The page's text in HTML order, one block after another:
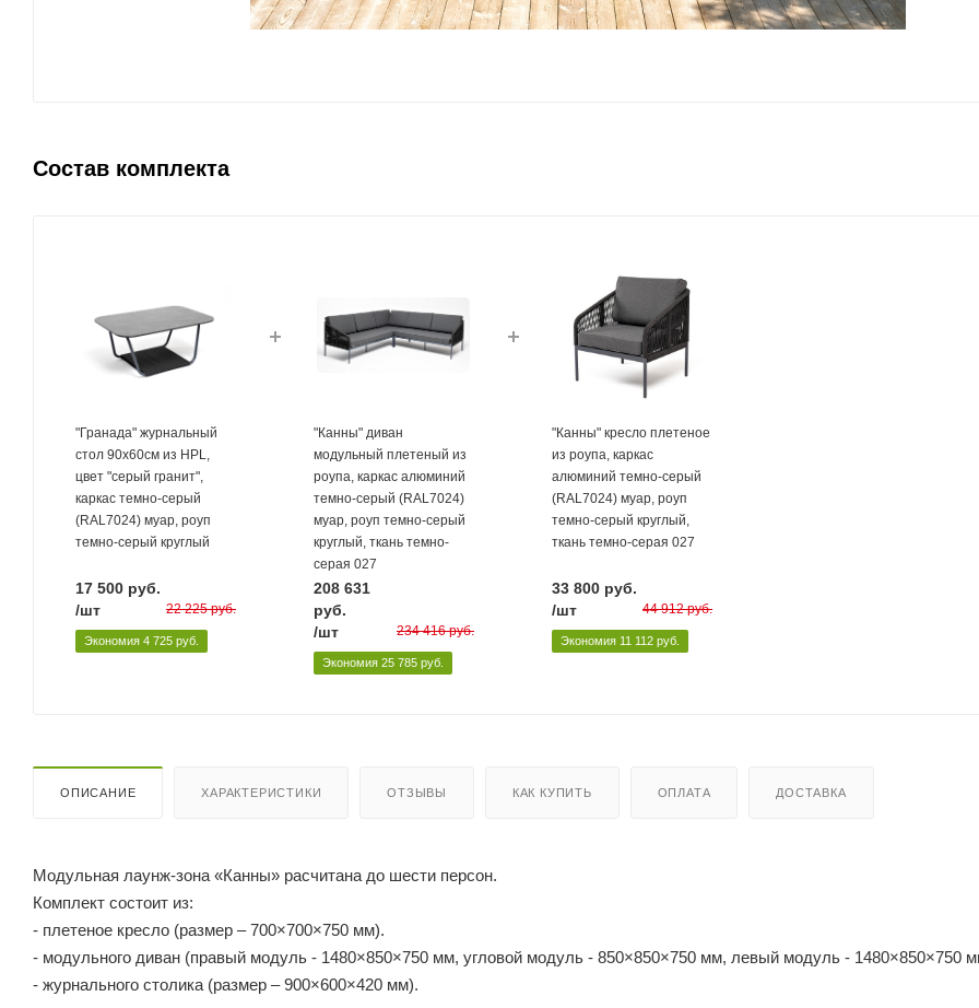
Состав комплекта
"Гранада" журнальный
стол 90х60см из HPL,
цвет "серый гранит",
каркас темно-серый
(RAL7024) муар, роуп
темно-серый круглый
17 500руб.
/шт
22 225руб.
Экономия 4 725руб.
"Канны" диван
модульный плетеный из
роупа, каркас алюминий
темно-серый (RAL7024)
муар, роуп темно-серый
круглый, ткань темно-
серая 027
208 631
руб.
/шт
234 416руб.
Экономия 25 785руб.
"Канны" кресло плетеное
из роупа, каркас
алюминий темно-серый
(RAL7024) муар, роуп
темно-серый круглый,
ткань темно-серая 027
33 800руб.
/шт
44 912руб.
Экономия 11 112руб.
ОПИСАНИЕ ХАРАКТЕРИСТИКИ ОТЗЫВЫ КАК КУПИТЬ ОПЛАТА ДОСТАВКА
Модульная лаунж-зона «Канны» расчитана до шести персон.
Комплект состоит из:
- плетеное кресло (размер – 700×700×750 мм).
- модульного диван (правый модуль - 1480×850×750 мм, угловой модуль - 850×850×750 мм, левый модуль - 1480×850×750
- журнального столика (размер – 900×600×420 мм).